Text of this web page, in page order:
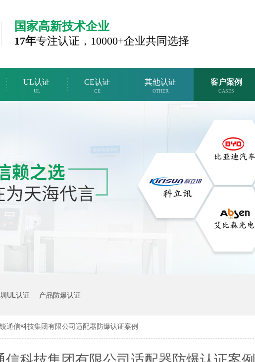
国家高新技术企业
17年专注认证， 10000+企业共同选择
UL认证
UL
CE认证
CE
其他认证
OTHER
客户案例
CASES
UL认证 产品防爆认证
通信科技集团有限公司适配器防爆认证案例